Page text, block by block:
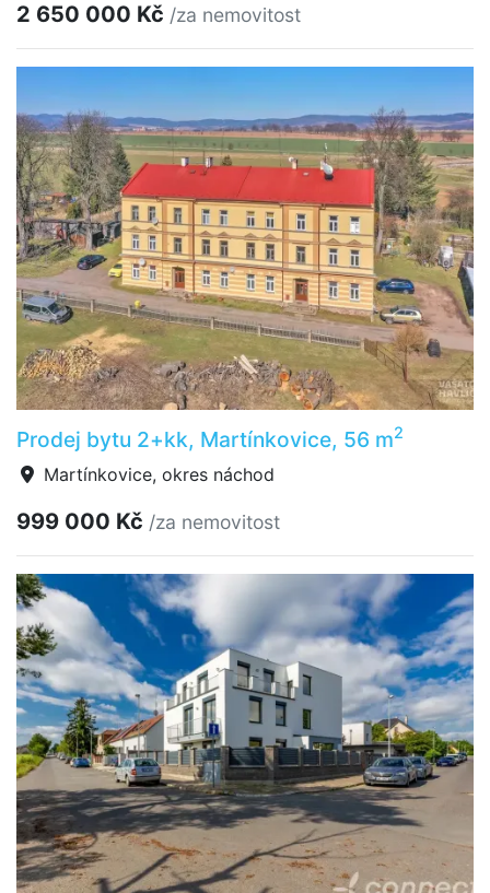
2 650 000 Kč /za nemovitost
Prodej bytu 2+kk, Martínkovice, 56 m2
Martínkovice, okres náchod
999 000 Kč /za nemovitost